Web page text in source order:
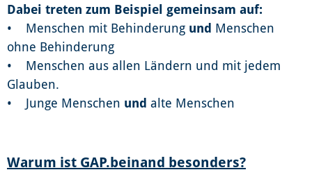
Dabei treten zum Beispiel gemeinsam auf:
• Menschen mit Behinderung und Menschen
ohne Behinderung
• Menschen aus allen Ländern und mit jedem
Glauben.
• Junge Menschen und alte Menschen
Warum ist GAP.beinand besonders?